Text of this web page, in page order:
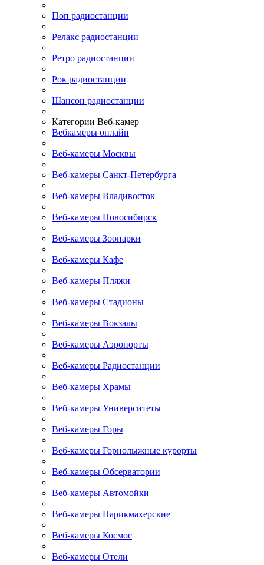
Поп радиостанции
Релакс радиостанции
Ретро радиостанции
Рок радиостанции
Шансон радиостанции
Категории Веб-камер
Вебкамеры онлайн
Веб-камеры Москвы
Веб-камеры Санкт-Петербурга
Веб-камеры Владивосток
Веб-камеры Новосибирск
Веб-камеры Зоопарки
Веб-камеры Кафе
Веб-камеры Пляжи
Веб-камеры Стадионы
Веб-камеры Вокзалы
Веб-камеры Аэропорты
Веб-камеры Радиостанции
Веб-камеры Храмы
Веб-камеры Университеты
Веб-камеры Горы
Веб-камеры Горнолыжные курорты
Веб-камеры Обсерватории
Веб-камеры Автомойки
Веб-камеры Парикмахерские
Веб-камеры Космос
Веб-камеры Отели